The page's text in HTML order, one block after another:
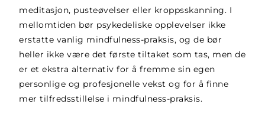
meditasjon, pusteøvelser eller kroppsskanning. I
mellomtiden bør psykedeliske opplevelser ikke
erstatte vanlig mindfulness-praksis, og de bør
heller ikke være det første tiltaket som tas, men de
er et ekstra alternativ for å fremme sin egen
personlige og profesjonelle vekst og for å finne
mer tilfredsstillelse i mindfulness-praksis.